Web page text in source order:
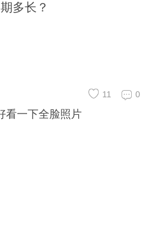
多长？
0
11
看一下全脸照片